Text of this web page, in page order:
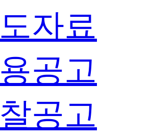
자료
공고
공고